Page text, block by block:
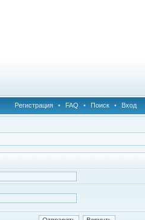
Регистрация • FAQ • Поиск • Вход